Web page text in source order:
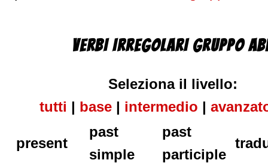
VERBI IRREGOLARI GRUPPO
Seleziona il livello:
tutti | base| intermedio |
present
past
simple
past
participle